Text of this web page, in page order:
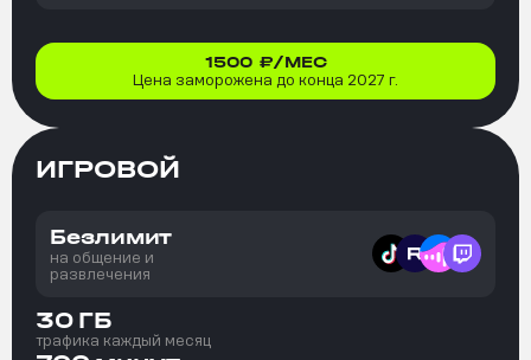
1500 ₽/МЕС
Цена заморожена до конца 2027 г.
ИГРОВОЙ
Безлимит
на общение и
развлечения
30 ГБ
трафика каждый месяц